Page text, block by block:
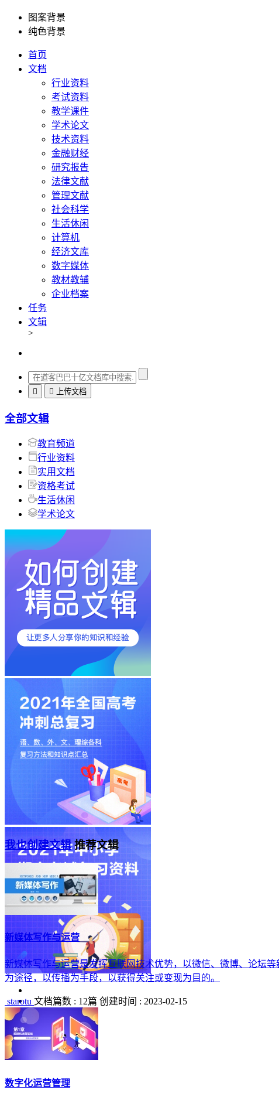
图案背景
纯色背景
首页
文档
行业资料
考试资料
教学课件
学术论文
技术资料
金融财经
研究报告
法律文献
管理文献
社会科学
生活休闲
计算机
经济文库
数字媒体
教材教辅
企业档案
任务
文辑
>
  上传文档
全部文辑
教育频道
行业资料
实用文档
资格考试
生活休闲
学术论文
我也创建文辑推荐文辑
新媒体写作与运营
新媒体写作与运营是发挥互联网技术优势，以微信、微博、论坛
为途径，以传播为手段，以获得关注或变现为目的。
starotu 文档篇数 : 12篇 创建时间 : 2023-02-15
数字化运营管理